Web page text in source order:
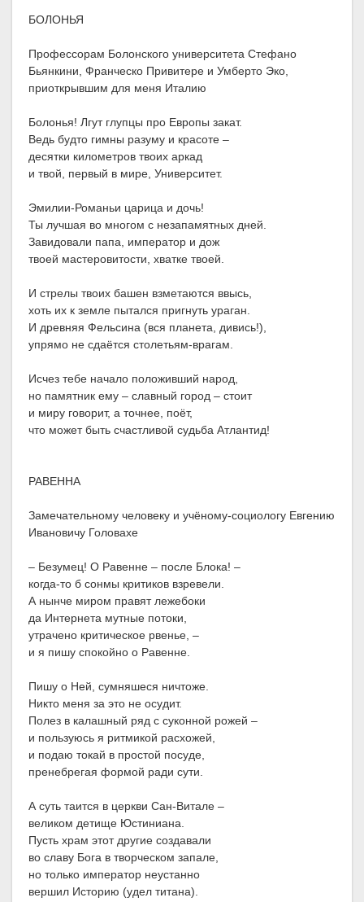
БОЛОНЬЯ
Профессорам Болонского университета Стефано
Бьянкини, Франческо Привитере и Умберто Эко,
приоткрывшим для меня Италию
Болонья! Лгут глупцы про Европы закат.
Ведь будто гимны разуму и красоте –
десятки километров твоих аркад
и твой, первый в мире, Университет.
Эмилии-Романьи царица и дочь!
Ты лучшая во многом с незапамятных дней.
Завидовали папа, император и дож
твоей мастеровитости, хватке твоей.
И стрелы твоих башен взметаются ввысь,
хоть их к земле пытался пригнуть ураган.
И древняя Фельсина (вся планета, дивись!),
упрямо не сдаётся столетьям-врагам.
Исчез тебе начало положивший народ,
но памятник ему – славный город – стоит
и миру говорит, а точнее, поёт,
что может быть счастливой судьба Атлантид!
РАВЕННА
Замечательному человеку и учёному-социологу Евгению
Ивановичу Головахе
– Безумец! О Равенне – после Блока! –
когда-то б сонмы критиков взревели.
А нынче миром правят лежебоки
да Интернета мутные потоки,
утрачено критическое рвенье, –
и я пишу спокойно о Равенне.
Пишу о Ней, сумняшеся ничтоже.
Никто меня за это не осудит.
Полез в калашный ряд с суконной рожей –
и пользуюсь я ритмикой расхожей,
и подаю токай в простой посуде,
пренебрегая формой ради сути.
А суть таится в церкви Сан-Витале –
великом детище Юстиниана.
Пусть храм этот другие создавали
во славу Бога в творческом запале,
но только император неустанно
вершил Историю (удел титана).